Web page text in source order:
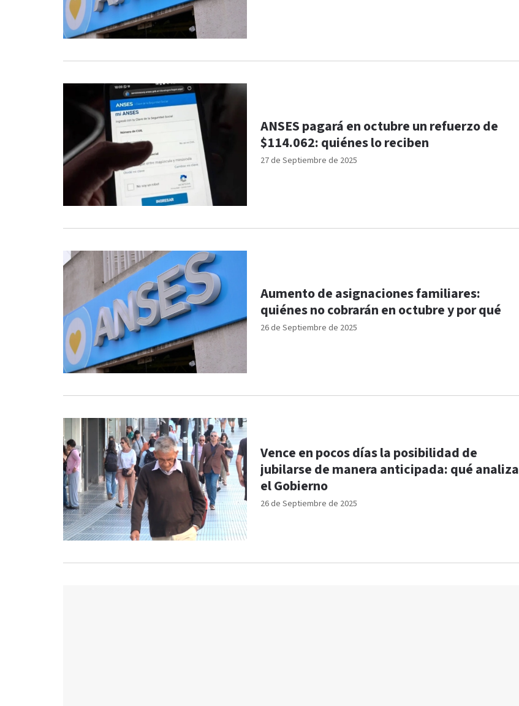
27 de Septiembre de 2025
ANSES pagará en octubre un refuerzo de
$114.062: quiénes lo reciben
26 de Septiembre de 2025
Aumento de asignaciones familiares:
quiénes no cobrarán en octubre y por qué
26 de Septiembre de 2025
Vence en pocos días la posibilidad de
jubilarse de manera anticipada: qué analiza
el Gobierno